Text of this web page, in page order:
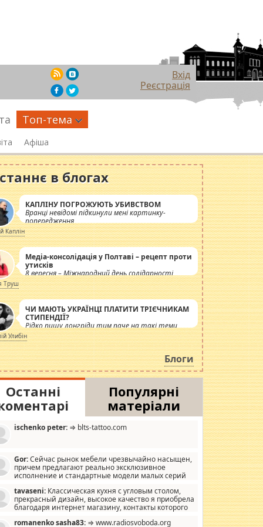
Вхід
Реєстрація
Топ-тема
Афіша
в блогах
КАПЛІНУ ПОГРОЖУЮТЬ УБИВСТВОМ
Вранці невідомі підкинули мені картинку-
попередження
Каплін
Медіа-консолідація у Полтаві – рецепт проти
утисків
8 вересня – Міжнародний день солідарності
журналістів.
Труш
ЧИ МАЮТЬ УКРАЇНЦІ ПЛАТИТИ ТРІЄЧНИКАМ
СТИПЕНДІЇ?
Рідко пишу лонгріди тим паче на такі теми,
але вже просто дістало! Обурюють сьогоднішні
інсенуації навколо стипендіального питання.
Штучно роздувається ще одна соціальна
катастрофа.
Улибін
Блоги
Останні
Популярні
матеріали
ischenko peter: ⇒ blts-tattoo.com
Gor:Сейчас рынок мебели чрезвычайно насыщен,
причем предлагают реально эксклюзивное
исполнение и стандартные модели малых серий
мало походит на стандартные формы, в MebelOk,
и что главное - со вкусом все в порядке,
ненужных наворотов удорожающих мебель, а это не
tavaseni: Классическая кухня с угловым столом,
прекрасный дизайн, высокое качество я приобрела
благодаря интернет магазину, контакты которого
romanenko sasha83: ⇒ www.radiosvoboda.org